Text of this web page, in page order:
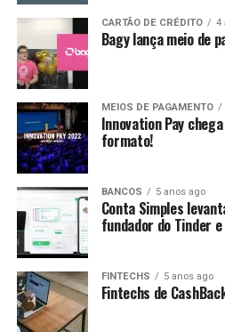
CARTÃO DE CRÉDITO 4
Bagy lança meio de
MEIOS DE PAGAMENTO
Innovation Pay
formato!
BANCOS 5 anos ago
Conta Simples
fundador do Tinder
FINTECHS 5 anos ago
Fintechs de